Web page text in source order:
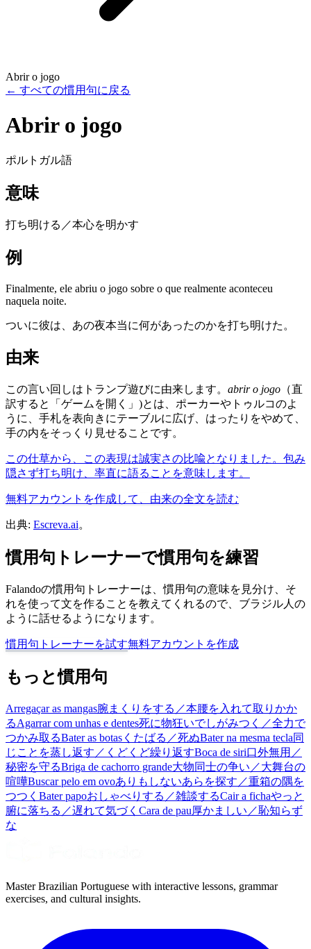
Abrir o jogo
← すべての慣用句に戻る
Abrir o jogo
ポルトガル語
意味
打ち明ける／本心を明かす
例
Finalmente, ele abriu o jogo sobre o que realmente aconteceu
naquela noite.
ついに彼は、あの夜本当に何があったのかを打ち明けた。
由来
この言い回しはトランプ遊びに由来します。 abrir o jogo （直
訳すると「ゲームを開く」)とは、ポーカーやトゥルコのよ
うに、手札を表向きにテーブルに広げ、はったりをやめて、
手の内をそっくり見せることです。
この仕草から、この表現は誠実さの比喩となりました。包み
隠さず打ち明け、率直に語ることを意味します。
無料アカウントを作成して、由来の全文を読む
出典: Escreva.ai。
慣用句トレーナーで慣用句を練習
Falandoの慣用句トレーナーは、慣用句の意味を見分け、そ
れを使って文を作ることを教えてくれるので、ブラジル人の
ように話せるようになります。
慣用句トレーナーを試す無料アカウントを作成
もっと慣用句
Arregaçar as mangas腕まくりをする／本腰を入れて取りかか
るAgarrar com unhas e dentes死に物狂いでしがみつく／全力で
つかみ取るBater as botas くたばる／死ぬBater na mesma tecla同
じことを蒸し返す／くどくど繰り返すBoca de siri口外無用／
秘密を守るBriga de cachorro grande大物同士の争い／大舞台の
喧嘩Buscar pelo em ovoありもしないあらを探す／重箱の隅を
つつく Bater papoおしゃべりする／雑談するCair a fichaやっと
腑に落ちる／遅れて気づく Cara de pau厚かましい／恥知らず
な
Master Brazilian Portuguese with interactive lessons, grammar
exercises, and cultural insights.